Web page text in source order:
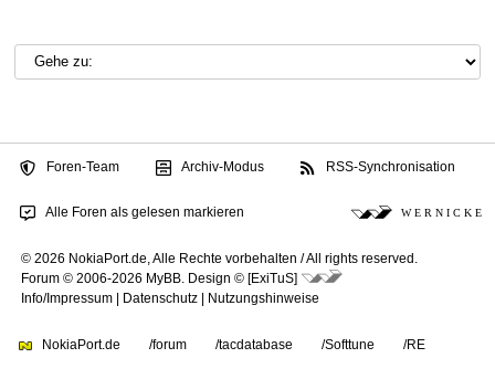
Foren-Team Archiv-Modus RSS-Synchronisation
Alle Foren als gelesen markieren W E R N I C K E
© 2026 NokiaPort.de, Alle Rechte vorbehalten /All rights reserved.
Forum © 2006-2026 MyBB
Design © [ExiTuS]
Info/Impressum
Datenschutz Nutzungshinweise
NokiaPort.de /forum /tacdatabase /Softtune /RE